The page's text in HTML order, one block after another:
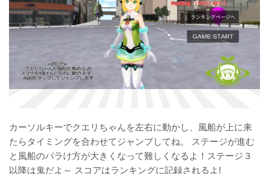
カーソルキーでクエリちゃんを左右に動かし、風船が上に来
たらタイミングを合わせてジャンプしてね。 ステージが進む
と風船のバラけ方が大きくなって難しくなるよ！ステージ３
以降は鬼だよ～ スコアはランキングに記録されるよ!